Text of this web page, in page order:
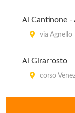
Al Cantinone -
via Agnello
Al Girarrosto
corso